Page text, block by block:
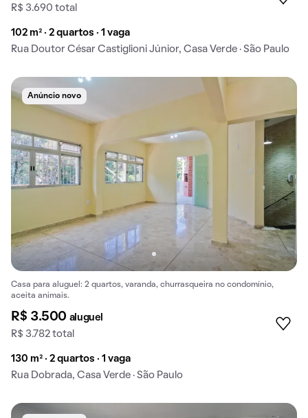
R$ 3.690 total
102 m² · 2 quartos · 1 vaga
Rua Doutor César Castiglioni Júnior, Casa Verde · São Paulo
Anúncio novo
Casa para aluguel: 2 quartos, varanda, churrasqueira no condomínio,
aceita animais.
R$ 3.500 aluguel
R$ 3.782 total
130 m² · 2 quartos · 1 vaga
Rua Dobrada, Casa Verde · São Paulo